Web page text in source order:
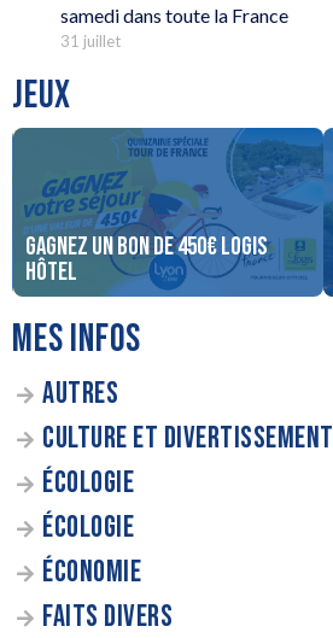
samedi dans toute la France
31 juillet
JEUX
Gagnez un bon de 450€ Logis
Hôtel
MES INFOS
AUTRES
CULTURE ET DIVERTISSEMENT
ÉCOLOGIE
ÉCOLOGIE
ÉCONOMIE
FAITS DIVERS